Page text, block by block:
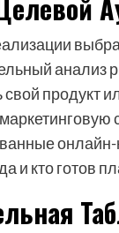
анализ
продукт
и кто готов